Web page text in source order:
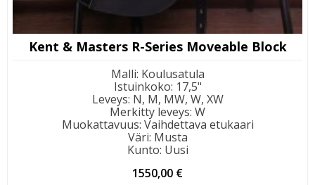
Kent & Masters R-Series Moveable Block
Malli: Koulusatula
Istuinkoko: 17,5"
Leveys: N, M, MW, W, XW
Merkitty leveys: W
Muokattavuus: Vaihdettava etukaari
Väri: Musta
Kunto: Uusi
1550,00 €